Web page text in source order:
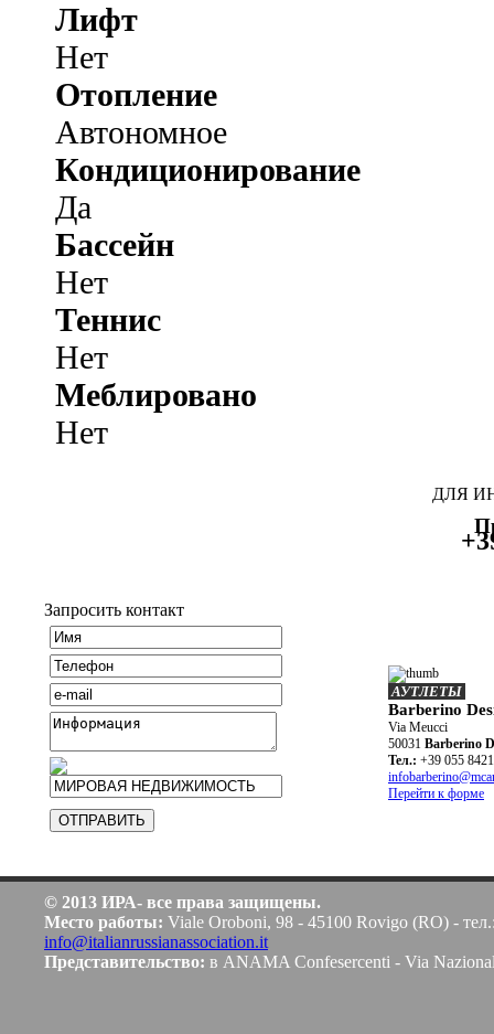
Лифт
Нет
Отопление
Автономное
Кондиционирование
Да
Бассейн
Нет
Теннис
Нет
Меблировано
Нет
ДЛЯ
Запросить контакт
АУТЛЕТЫ
Barberino
Via Meucci
50031 Barberino
Teл.: +39 055
Перейти к форме
© 2013 ИРА- все права защищены.
Место работы: Viale Oroboni, 98 - 45100 Rovigo (RO) -
info@italianrussianassociation.it
Представительство: в ANAMA Confesercenti - Via